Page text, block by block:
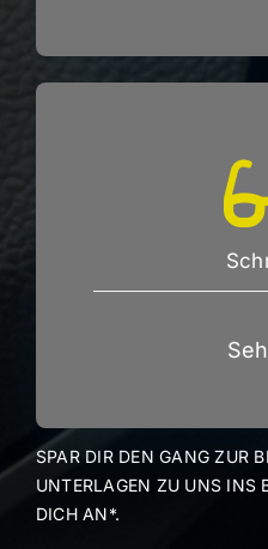
SPAR DIR DEN GANG ZUR
UNTERLAGEN ZU UNS INS
DICH AN*.